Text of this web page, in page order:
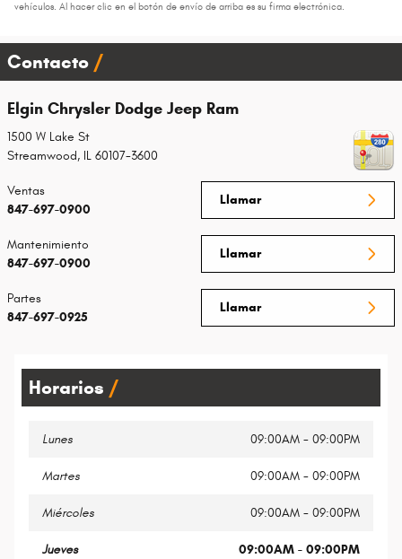
vehículos. Al hacer clic en el botón de envío de arriba es su firma electrónica.
Contacto
Elgin Chrysler Dodge Jeep Ram
1500 W Lake St
Streamwood, IL 60107-3600
Llamar
Ventas
847-697-0900
Llamar
Mantenimiento
847-697-0900
Llamar
Partes
847-697-0925
Horarios
Lunes 09:00AM - 09:00PM
Martes 09:00AM - 09:00PM
Miércoles 09:00AM - 09:00PM
Jueves 09:00AM - 09:00PM